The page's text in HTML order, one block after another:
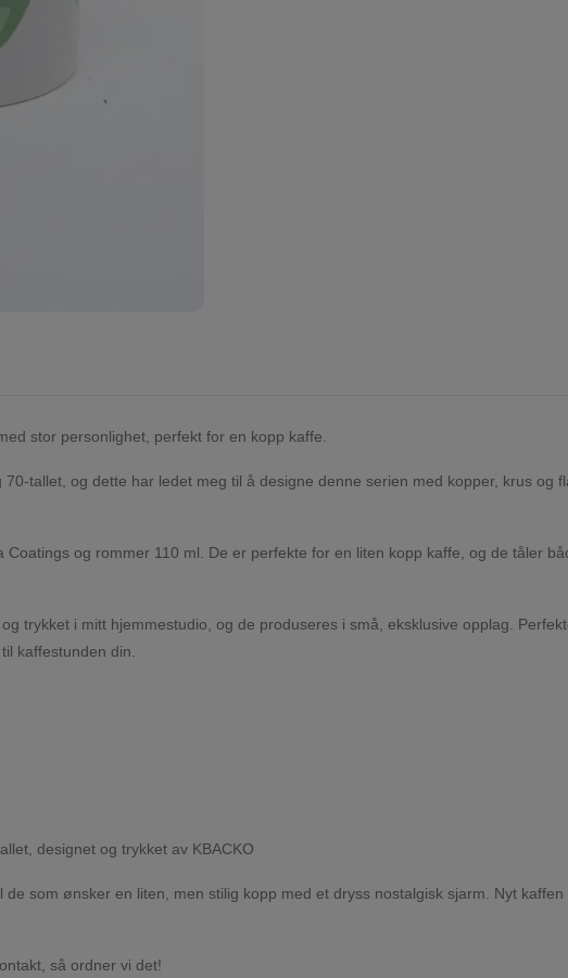
stor personlighet, perfekt for en kopp kaffe.
tallet, og dette har ledet meg til å designe denne serien med kopper, krus og
og rommer 110 ml. De er perfekte for en liten kopp kaffe, og de tåler
trykket i mitt hjemmestudio, og de produseres i små, eksklusive opplag.
kaffestunden din.
designet og trykket av KBACKO
de som ønsker en liten, men stilig kopp med et dryss nostalgisk sjarm. Nyt kaffen
så ordner vi det!